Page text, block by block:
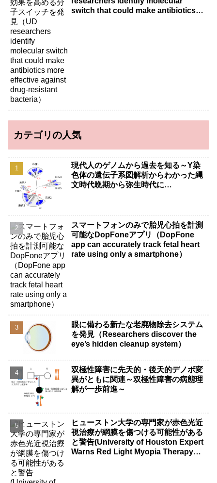
switch that could make antibiotics
カテゴリの人気
現代人のゲノムから過去を知る～Y染
色体の遺伝子系図解析からわかった縄
文時代晩期から弥生時代に…
スマートフォンのみで胎児心拍を計測
可能なDopFoneアプリ（DopFone
app can accurately track fetal heart
rate using only a smartphone）
眼に備わる新たな老廃物除去システム
を発見（Researchers discover the
eye’s hidden cleanup system）
双極性障害に先天的・後天的デノボ変
異がともに関連～双極性障害の病態理
解が一歩前進～
ヒューストン大学の専門家が赤色光近
視治療が網膜を傷つける可能性がある
と警告(University of Houston Expert
Warns Red Light Myopia Therapy